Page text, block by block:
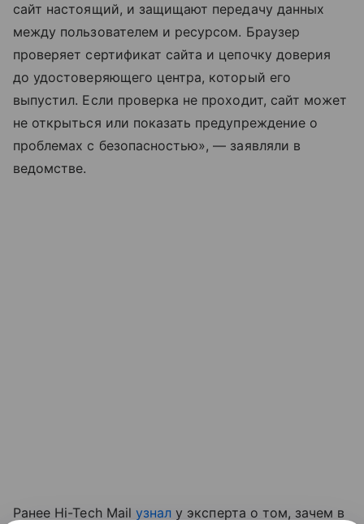
сайт настоящий, и защищают передачу данных
между пользователем и ресурсом. Браузер
проверяет сертификат сайта и цепочку доверия
до удостоверяющего центра, который его
выпустил. Если проверка не проходит, сайт может
не открыться или показать предупреждение о
проблемах с безопасностью», — заявляли в
ведомстве.
Ранее Hi-Tech Mail узнал у эксперта о том, зачем в